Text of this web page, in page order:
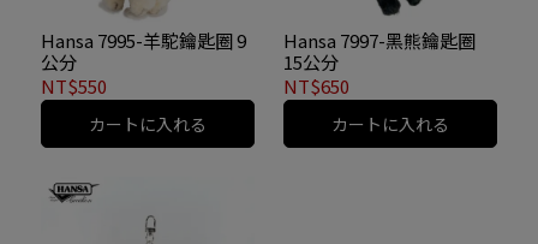
Hansa 7995-羊駝鑰匙圈 9
公分
NT$550
カートに入れる
Hansa 7997-黑熊鑰匙圈
15公分
NT$650
カートに入れる